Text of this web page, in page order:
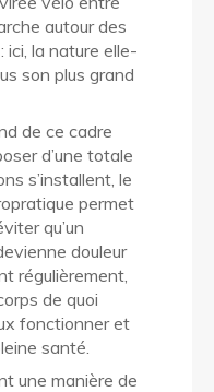
autour des
ici, la nature elle-
son plus grand
de ce cadre
d’une totale
s’installent, le
permet
qu’un
douleur
régulièrement,
de quoi
fonctionner et
santé.
une manière de